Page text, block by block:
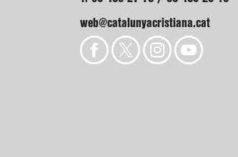
web@catalunyacristiana.cat